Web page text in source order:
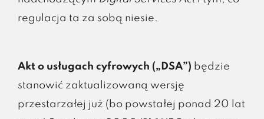
regulacja ta za sobą niesie.
Akt o usługach cyfrowych („DSA”) będzie
stanowić zaktualizowaną wersję
przestarzałej już (bo powstałej ponad 20 lat